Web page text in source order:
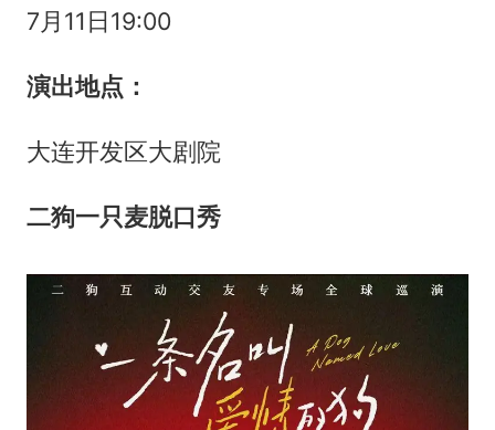
7月11日19:00
演出地点：
大连开发区大剧院
二狗一只麦脱口秀